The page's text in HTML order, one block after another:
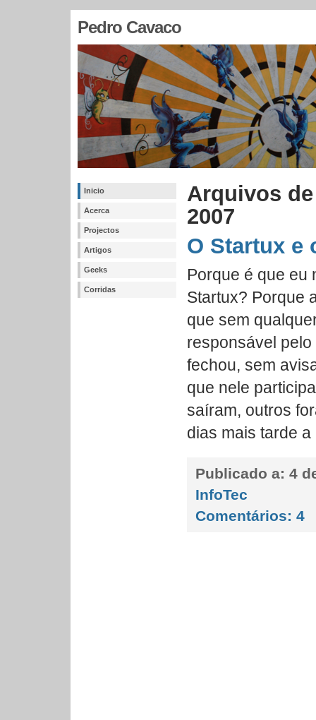
Pedro Cavaco
Inicio
Acerca
Projectos
Artigos
Geeks
Corridas
Arquivos
2007
O Startux e
Porque é que eu
Startux? Porque
que sem
responsável
fechou, sem
que nele
saíram, outros
dias mais tarde
Publicado a: 4
InfoTec
Comentários: 4